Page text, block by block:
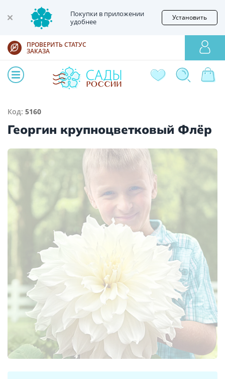
Покупки в приложении
удобнее
Установить
ПРОВЕРИТЬ СТАТУС
ЗАКАЗА
Код: 5160
Георгин крупноцветковый Флёр